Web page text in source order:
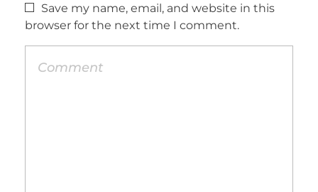
Save my name, email, and website in this
browser for the next time I comment.